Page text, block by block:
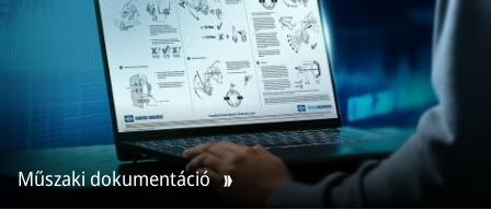
Műszaki dokumentáció